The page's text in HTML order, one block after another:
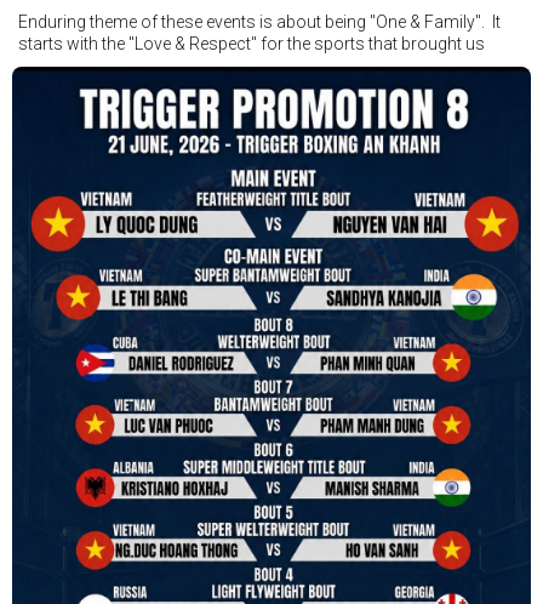
Enduring theme of these events is about being "One & Family". It
starts with the "Love & Respect" for the sports that brought us
together. To help each other get better, to share experiences, and
remembering that it is all about protecting the safety of the boxers
in and out of the ring. It is not about power over them but rather
power to serve, guide, advice, and respect the path they chose. We
strive to make it a little smoother and safer.
VBO is pleased to welcome
Vietnam Boxing Federation - VBF
to join the convention in the organizing committee. We are joining
hands to restart professional boxing in Vietnam. Stay stuned.
We will release more photos once IBF has had the chance to
review them and release it officially.
#ibfconvention
#grandhotram
#professionalboxing
#41stibfconvention